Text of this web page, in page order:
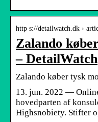
http s://detailwatch.dk ›
Zalando
– DetailWatch
Zalando køber tysk
13. jun. 2022 —
hovedparten af
Highsnobiety. Stifter